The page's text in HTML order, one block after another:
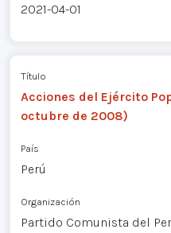
2021-04-01
Título
Acciones del Ejército
octubre de 2008)
País
Perú
Organización
Partido Comunista del